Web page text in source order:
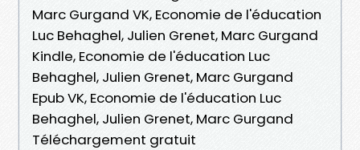
Marc Gurgand VK, Economie de l'éducation
Luc Behaghel, Julien Grenet, Marc Gurgand
Kindle, Economie de l'éducation Luc
Behaghel, Julien Grenet, Marc Gurgand
Epub VK, Economie de l'éducation Luc
Behaghel, Julien Grenet, Marc Gurgand
Téléchargement gratuit